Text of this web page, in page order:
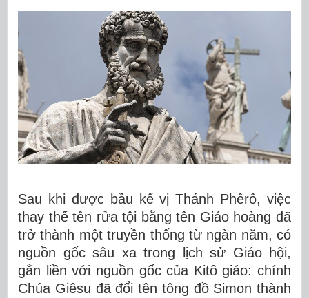
Sau khi được bầu kế vị Thánh Phêrô, việc
thay thế tên rửa tội bằng tên Giáo hoàng đã
trở thành một truyền thống từ ngàn năm, có
nguồn gốc sâu xa trong lịch sử Giáo hội,
gắn liền với nguồn gốc của Kitô giáo: chính
Chúa Giêsu đã đổi tên tông đồ Simon thành